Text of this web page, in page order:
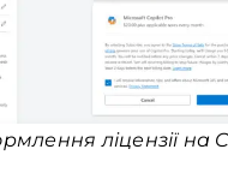
ліцензії на